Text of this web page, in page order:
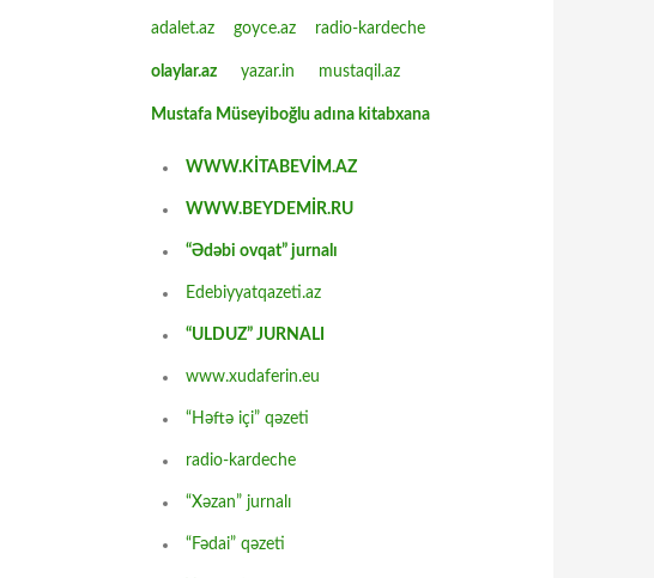
adalet.az goyce.az radio-kardeche
olaylar.az yazar.in mustaqil.az
Mustafa Müseyiboğlu adına kitabxana
WWW.KİTABEVİM.AZ
WWW.BEYDEMİR.RU
“Ədəbi ovqat” jurnalı
Edebiyyatqazeti.az
“ULDUZ” JURNALI
www.xudaferin.eu
“Həftə içi” qəzeti
radio-kardeche
“Xəzan” jurnalı
“Fədai” qəzeti